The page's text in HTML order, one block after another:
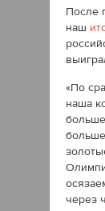
После
наш
«По
наша
через